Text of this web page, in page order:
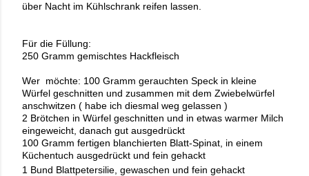
über Nacht im Kühlschrank reifen lassen.
Für die Füllung:
250 Gramm gemischtes Hackfleisch
Wer möchte: 100 Gramm gerauchten Speck in kleine
Würfel geschnitten und zusammen mit dem Zwiebelwürfel
anschwitzen ( habe ich diesmal weg gelassen )
2 Brötchen in Würfel geschnitten und in etwas warmer Milch
eingeweicht, danach gut ausgedrückt
100 Gramm fertigen blanchierten Blatt-Spinat, in einem
Küchentuch ausgedrückt und fein gehackt
1 Bund Blattpetersilie, gewaschen und fein gehackt